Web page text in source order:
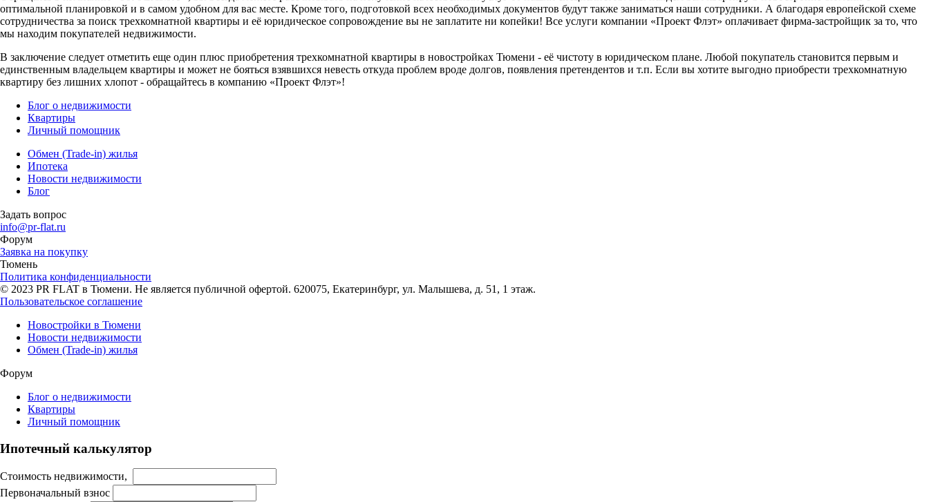
оптимальной планировкой и в самом удобном для вас месте. Кроме того, подготовкой всех необходимых документов будут также заниматься наши сотрудники. А благодаря европейской схеме
сотрудничества за поиск трехкомнатной квартиры и её юридическое сопровождение вы не заплатите ни копейки! Все услуги компании «Проект Флэт» оплачивает фирма-застройщик за то, что
мы находим покупателей недвижимости.
В заключение следует отметить еще один плюс приобретения трехкомнатной квартиры в новостройках Тюмени - её чистоту в юридическом плане. Любой покупатель становится первым и
единственным владельцем квартиры и может не бояться взявшихся невесть откуда проблем вроде долгов, появления претендентов и т.п. Если вы хотите выгодно приобрести трехкомнатную
квартиру без лишних хлопот - обращайтесь в компанию «Проект Флэт»!
Блог о недвижимости
Квартиры
Личный помощник
Обмен (Trade-in) жилья
Ипотека
Новости недвижимости
Блог
Задать вопрос
info@pr-flat.ru
Форум
Заявка на покупку
Тюмень
Политика конфиденциальности
© 2023 PR FLAT в Тюмени. Не является публичной офертой. 620075, Екатеринбург, ул. Малышева, д. 51, 1 этаж.
Пользовательское соглашение
Новостройки в Тюмени
Новости недвижимости
Обмен (Trade-in) жилья
Форум
Блог о недвижимости
Квартиры
Личный помощник
Ипотечный калькулятор
Стоимость недвижимости,
Первоначальный взнос